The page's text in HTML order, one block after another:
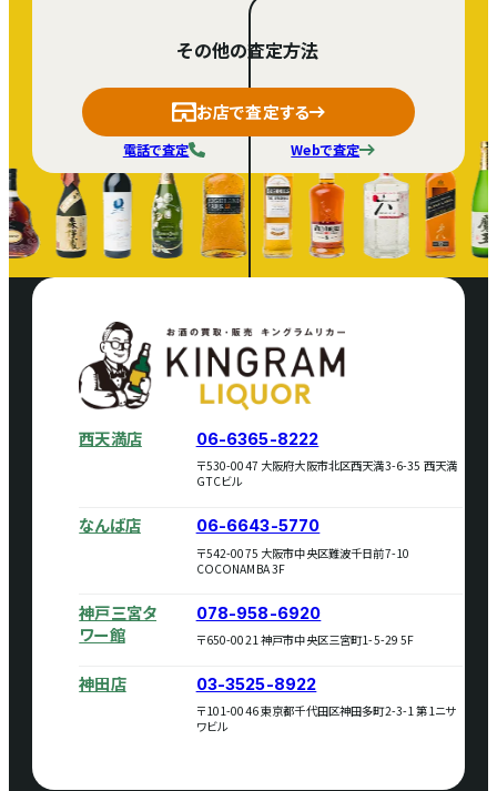
その他の査定方法
お店で査定する
Webで査定
電話で査定
西天満店 06-6365-8222
〒530-0047 大阪府大阪市北区西天満3-6-35 西天満
GTCビル
なんば店 06-6643-5770
〒542-0075 大阪市中央区難波千日前7-10
COCONAMBA 3F
神戸三宮タ
ワー館
078-958-6920
〒650-0021 神戸市中央区三宮町1-5-29 5F
神田店 03-3525-8922
〒101-0046 東京都千代田区神田多町2-3-1 第1ニサ
ワビル